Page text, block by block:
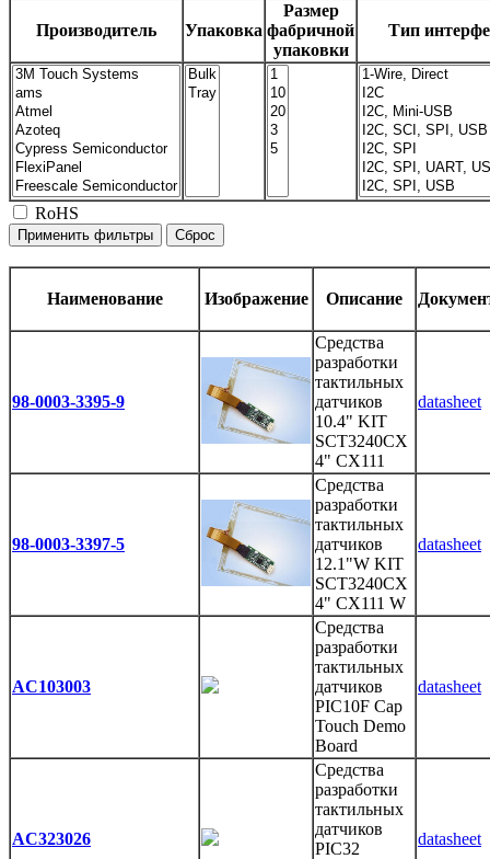
Производитель Упаковка
Размер
фабричной
упаковки
Тип
RoHS
Наименование Изображение Описание
98-0003-3395-9
Средства
разработки
тактильных
датчиков
10.4" KIT
SCT3240CX
4" CX111
datasheet
98-0003-3397-5
Средства
разработки
тактильных
датчиков
12.1"W KIT
SCT3240CX
4" CX111 W
datasheet
AC103003
Средства
разработки
тактильных
датчиков
PIC10F Cap
Touch Demo
Board
datasheet
AC323026
Средства
разработки
тактильных
датчиков
PIC32
datasheet